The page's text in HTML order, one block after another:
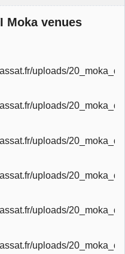
Moka venues